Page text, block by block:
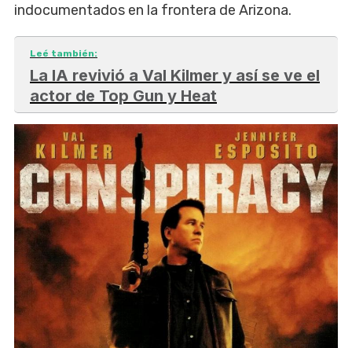
indocumentados en la frontera de Arizona.
Leé también:
La IA revivió a Val Kilmer y así se ve el
actor de Top Gun y Heat